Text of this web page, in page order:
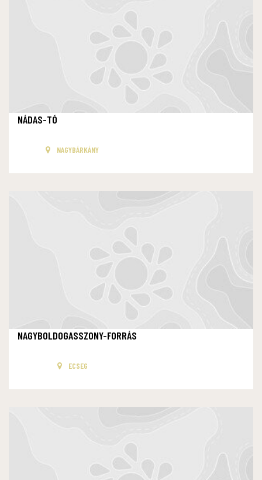
NÁDAS-TÓ
NAGYBÁRKÁNY
NAGYBOLDOGASSZONY-FORRÁS
ECSEG